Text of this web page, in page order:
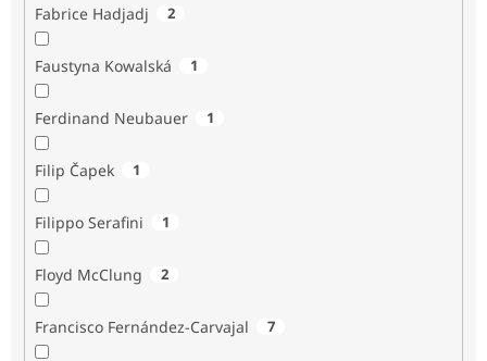
Fabrice Hadjadj 2
Faustyna Kowalská 1
Ferdinand Neubauer 1
Filip Čapek 1
Filippo Serafini 1
Floyd McClung 2
Francisco Fernández-Carvajal 7